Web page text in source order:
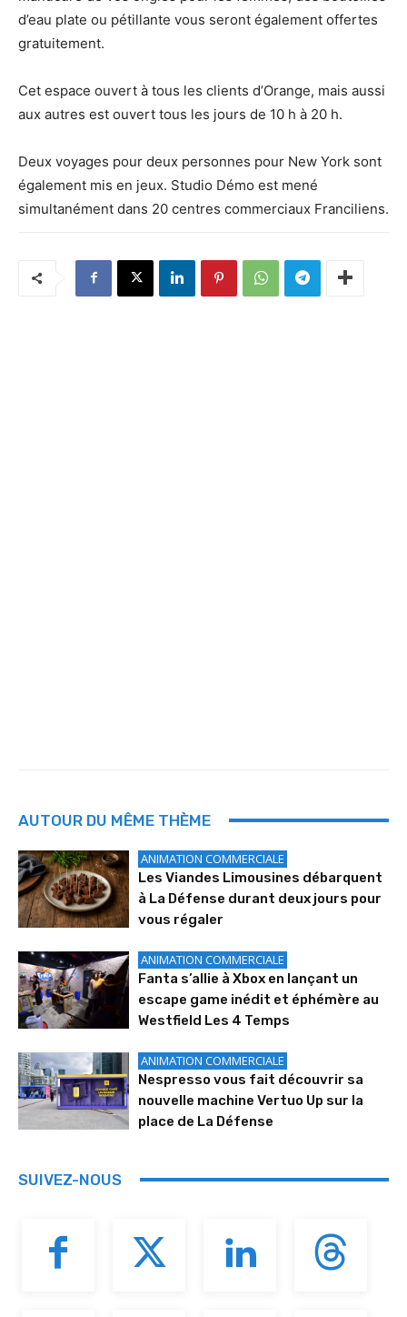
d’eau plate ou pétillante vous seront également offertes
gratuitement.
Cet espace ouvert à tous les clients d’Orange, mais aussi
aux autres est ouvert tous les jours de 10 h à 20 h.
Deux voyages pour deux personnes pour New York sont
également mis en jeux. Studio Démo est mené
simultanément dans 20 centres commerciaux Franciliens.
AUTOUR DU MÊME THÈME
ANIMATION COMMERCIALE
Les Viandes Limousines débarquent
à La Défense durant deux jours pour
vous régaler
ANIMATION COMMERCIALE
Fanta s’allie à Xbox en lançant un
escape game inédit et éphémère au
Westfield Les 4 Temps
ANIMATION COMMERCIALE
Nespresso vous fait découvrir sa
nouvelle machine Vertuo Up sur la
place de La Défense
SUIVEZ-NOUS